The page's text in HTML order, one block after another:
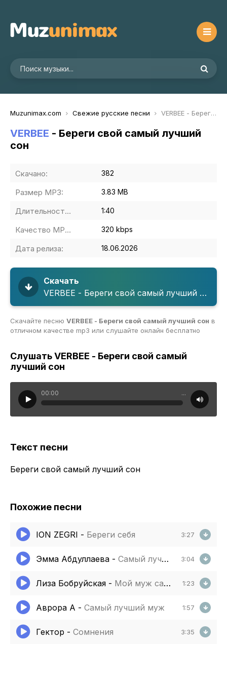
Muzunimax.com Свежие русские песни VERBEE - Береги свой самый лучший сон
VERBEE - Береги свой самый лучший
сон
Скачано: 382
Размер MP3: 3.83 MB
Длительность MP3: 1:40
Качество MP3: 320 kbps
Дата релиза: 18.06.2026
Скачать
VERBEE - Береги свой самый лучший сон
Скачайте песню VERBEE - Береги свой самый лучший сон в
отличном качестве mp3 или слушайте онлайн бесплатно
Слушать VERBEE - Береги свой самый
лучший сон
00:00 ...
Текст песни
Береги свой самый лучший сон
Похожие песни
ION ZEGRI - Береги себя 3:27
Эмма Абдуллаева - Самый лучший 3:04
Лиза Бобруйская - Мой муж самый лучший 1:23
Аврора А - Самый лучший муж 1:57
Гектор - Сомнения 3:35